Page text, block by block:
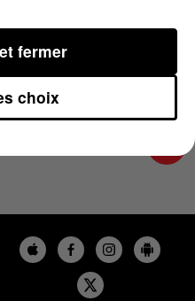
choix
fermer